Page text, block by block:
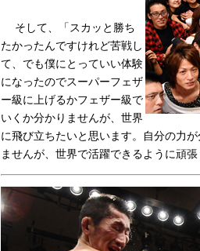
そして、「スカッと勝ち
たかったんですけれど苦戦し
て、でも僕にとっていい体験
になったのでスーパーフェザ
ー級に上げるかフェザー級で
いくか分かりませんが、世界
に飛び立ちたいと思います。自分の力
ませんが、世界で活躍できるように頑